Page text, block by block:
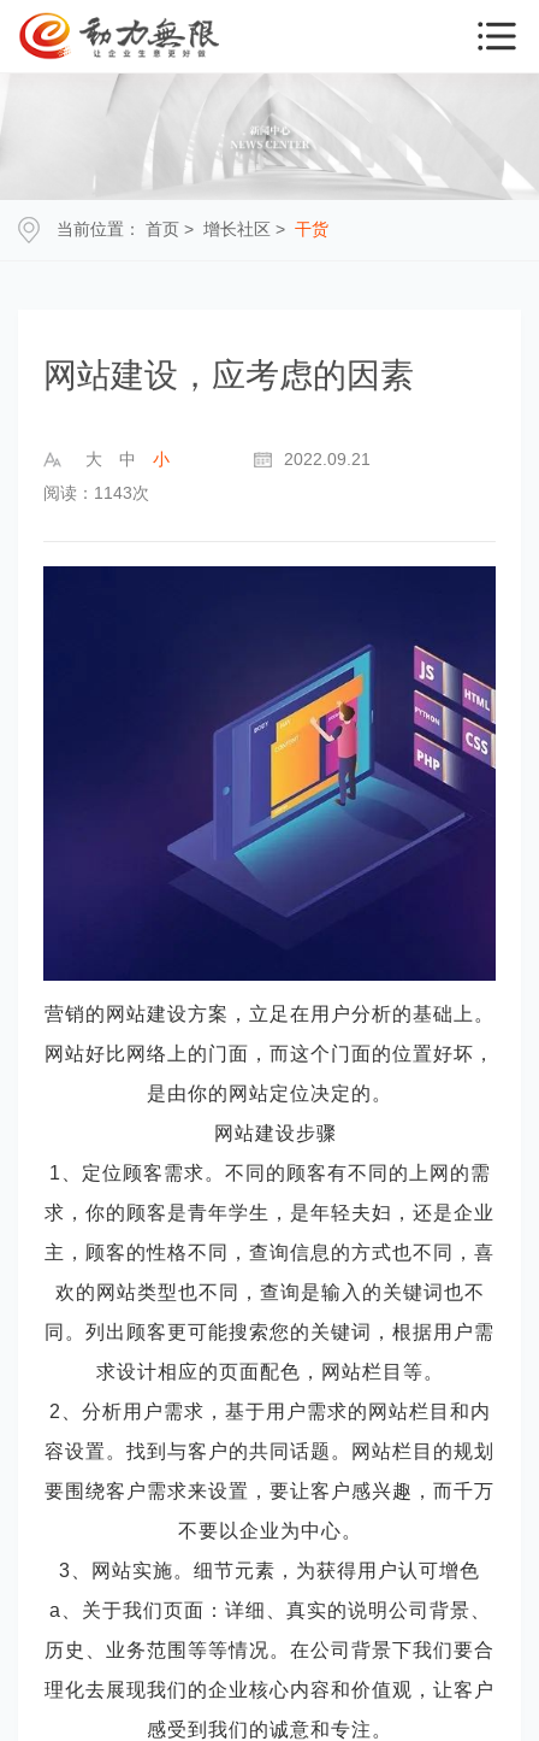
当前位置： 首页 > 增长社区 > 干货
网站建设，应考虑的因素
大 中 小
2022.09.21
阅读：1143次
营销的网站建设方案，立足在用户分析的基础上。
网站好比网络上的门面，而这个门面的位置好坏，
是由你的网站定位决定的。
网站建设步骤
1、定位顾客需求。不同的顾客有不同的上网的需
求，你的顾客是青年学生，是年轻夫妇，还是企业
主，顾客的性格不同，查询信息的方式也不同，喜
欢的网站类型也不同，查询是输入的关键词也不
同。列出顾客更可能搜索您的关键词，根据用户需
求设计相应的页面配色，网站栏目等。
2、分析用户需求，基于用户需求的网站栏目和内
容设置。找到与客户的共同话题。网站栏目的规划
要围绕客户需求来设置，要让客户感兴趣，而千万
不要以企业为中心。
3、网站实施。细节元素，为获得用户认可增色
a、关于我们页面：详细、真实的说明公司背景、
历史、业务范围等等情况。在公司背景下我们要合
理化去展现我们的企业核心内容和价值观，让客户
感受到我们的诚意和专注。